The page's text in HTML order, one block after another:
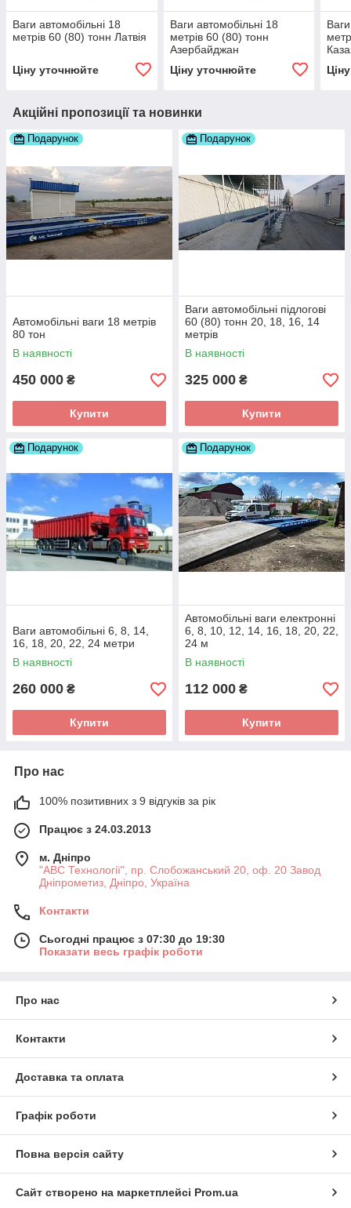
Ваги автомобільні 18
метрів 60 (80) тонн Латвія
Ціну уточнюйте
Ваги автомобільні 18
метрів 60 (80) тонн
Азербайджан
Ціну уточнюйте
Акційні пропозиції та новинки
Подарунок
Автомобільні ваги 18 метрів
80 тон
В наявності
450 000 ₴
Купити
Подарунок
Ваги автомобільні підлогові
60 (80) тонн 20, 18, 16, 14
метрів
В наявності
325 000 ₴
Купити
Подарунок
Ваги автомобільні 6, 8, 14,
16, 18, 20, 22, 24 метри
В наявності
260 000 ₴
Купити
Подарунок
Автомобільні ваги електронні
6, 8, 10, 12, 14, 16, 18, 20, 22,
24 м
В наявності
112 000 ₴
Купити
Про нас
100% позитивних з 9 відгуків за рік
Працює з 24.03.2013
м. Дніпро
"АВС Технології", пр. Слобожанський 20, оф. 20 Завод
Дніпрометиз, Дніпро, Україна
Контакти
Сьогодні працює з 07:30 до 19:30
Показати весь графік роботи
Про нас
Контакти
Доставка та оплата
Графік роботи
Повна версія сайту
Сайт створено на маркетплейсі Prom.ua